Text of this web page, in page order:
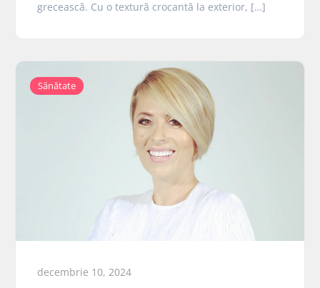
grecească. Cu o textură crocantă la exterior, […]
Sănătate
decembrie 10, 2024